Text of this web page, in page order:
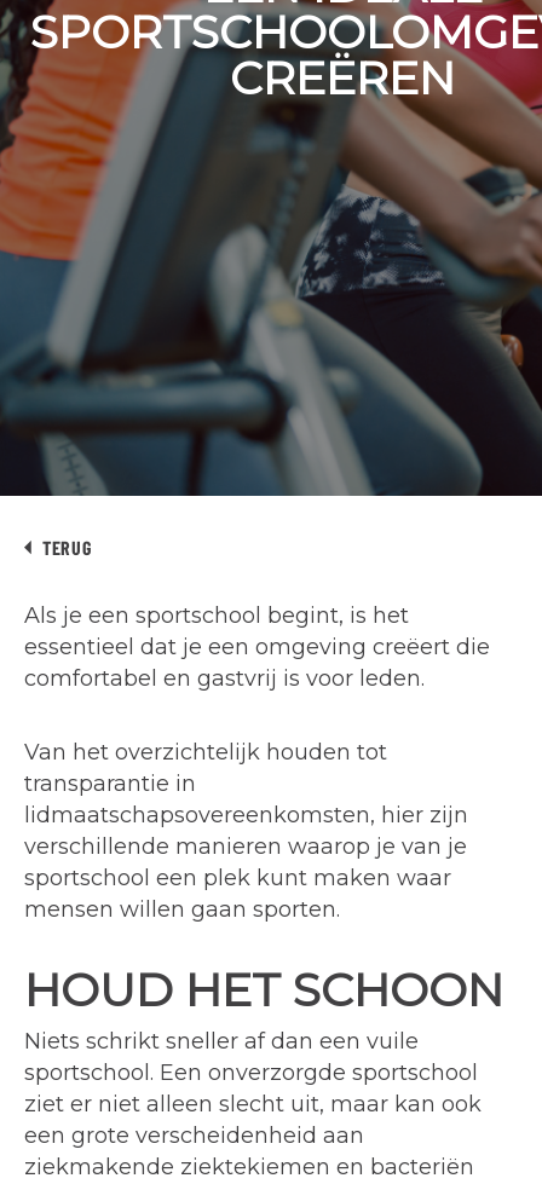
CREËREN
TERUG
Als je een sportschool begint, is het
essentieel dat je een omgeving creëert die
comfortabel en gastvrij is voor leden.
Van het overzichtelijk houden tot
transparantie in
lidmaatschapsovereenkomsten, hier zijn
verschillende manieren waarop je van je
sportschool een plek kunt maken waar
mensen willen gaan sporten.
HOUD HET SCHOON
Niets schrikt sneller af dan een vuile
sportschool. Een onverzorgde sportschool
ziet er niet alleen slecht uit, maar kan ook
een grote verscheidenheid aan
ziekmakende ziektekiemen en bacteriën